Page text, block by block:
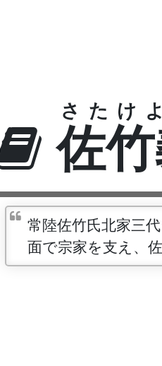
佐
さたけ
常陸佐竹氏北家三
面で宗家を支え、